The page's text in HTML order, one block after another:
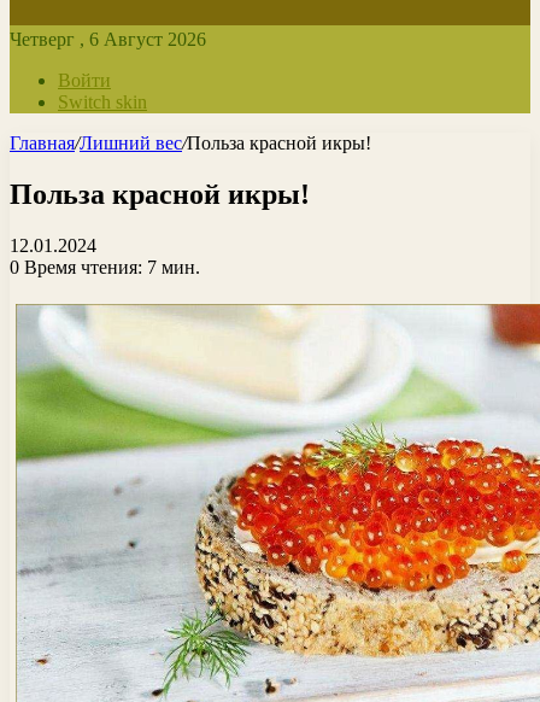
Четверг , 6 Август 2026
Войти
Switch skin
Главная/Лишний вес/Польза красной икры!
Польза красной икры!
12.01.2024
0 Время чтения: 7 мин.